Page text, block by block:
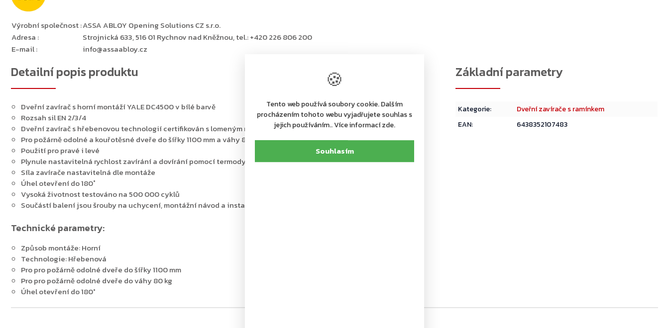
🍪
Tento web používá soubory cookie. Dalším
procházením tohoto webu vyjadřujete souhlas s
jejich používáním.. Více informací zde.
Souhlasím
Detailní popis produktu
Dveřní zavírač s horní montáží YALE DC4500 v bílé barvě
Rozsah sil EN 2/3/4
Dveřní zavírač s hřebenovou technologií certifikován s lomeným ramínkem, které je součástí balení
Pro požárně odolné a kouřotěsné dveře do šířky 1100 mm a váhy 80 kg
Použití pro pravé i levé
Plynule nastavitelná rychlost zavírání a dovírání pomocí termodynamických ventilů
Síla zavírače nastavitelná dle montáže
Úhel otevření do 180˚
Vysoká životnost testováno na 500 000 cyklů
Součástí balení jsou šrouby na uchycení, montážní návod a instalační šablona
Technické parametry:
Způsob montáže: Horní
Technologie: Hřebenová
Pro pro požárně odolné dveře do šířky 1100 mm
Pro pro požárně odolné dveře do váhy 80 kg
Úhel otevření do 180°
Kategorie:
Dveřní zavírače s ramínkem
EAN: 6438352107483
Výrobní společnost:ASSA ABLOY Opening Solutions CZ s.r.o.
Adresa :
Strojnická 633, 516 01 Rychnov nad Kněžnou, tel.: +420 226 806 200
E-mail: info@assaabloy.cz
Zpět do obchodu Přejít do košíku